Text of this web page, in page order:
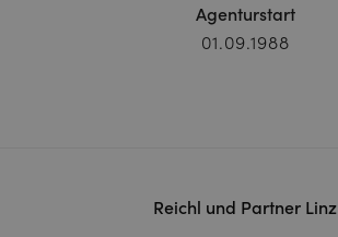
Agenturstart
01.09.1988
Reichl und Partner Linz